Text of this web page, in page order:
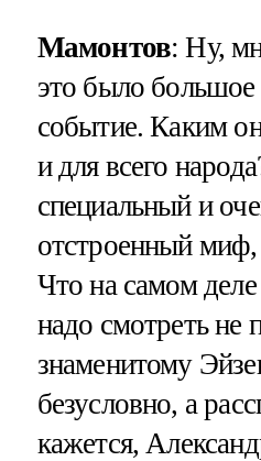
Мамонтов: Ну,
это было большое
событие. Каким
и для всего
специальный и
отстроенный миф,
Что на самом
надо смотреть не
знаменитому
безусловно, а
кажется,